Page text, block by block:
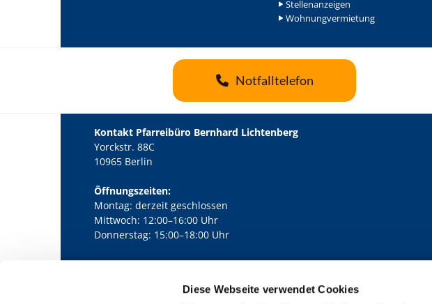
Diese Webseite verwendet Cookies
Stellenanzeigen
Wohnungvermietung
Notfalltelefon
Kontakt Pfarreibüro Bernhard Lichtenberg
Yorckstr. 88C
10965 Berlin
Öffnungszeiten:
Montag: derzeit geschlossen
Mittwoch: 12:00–16:00 Uhr
Donnerstag: 15:00–18:00 Uhr
Kath. Kirchengemeinde Pfarrei Bernhard Lichtenberg Berlin-